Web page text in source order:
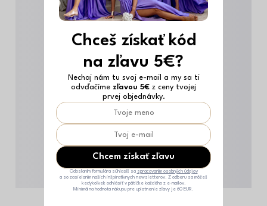
Chceš získať kód
na zľavu 5€?
Nechaj nám tu svoj e-mail a my sa ti
odvďačíme zľavou 5€ z ceny tvojej
prvej objednávky.
Chcem získať zľavu
Odoslaním formulára súhlasíš sa spracovaním osobných údajov
a so zasielaním našich inšpiratívnych newsletterov. Z odberu sa môžeš
kedykoľvek odhlásiť v pätičke každého z e-mailov.
Minimálna hodnota nákupu pre uplatnenie zľavy je 60 EUR.